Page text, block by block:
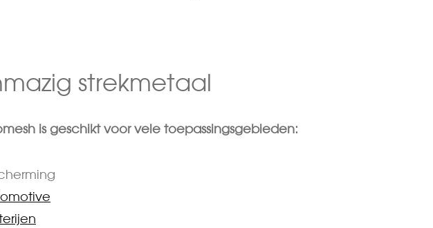
strekmetaal
is geschikt voor vele toepassingsgebieden: